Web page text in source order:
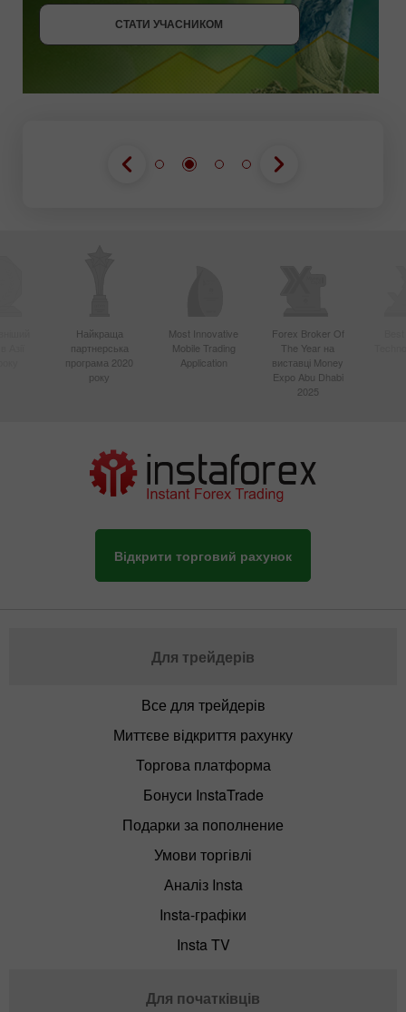
СТАТИ УЧАСНИКОМ
СТАТИ УЧАСНИКОМ
Найкраща
партнерська
програма 2020
року
Most Innovative
Mobile Trading
Application
Forex Broker Of
The Year на
виставці Money
Expo Abu Dhabi
2025
Відкрити торговий рахунок
Для трейдерів
Все для трейдерів
Миттєве відкриття рахунку
Торгова платформа
Бонуси InstaTrade
Подарки за пополнение
Умови торгівлі
Аналіз Insta
Insta-графіки
Insta TV
Для початківців